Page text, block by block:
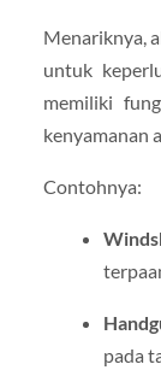
Menariknya,
untuk
memiliki
kenyamanan
Contohnya:
pada